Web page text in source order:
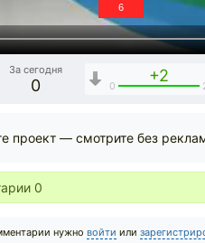
5
За сегодня
0
+2
0
проект — смотрите без
0
нужно войти или